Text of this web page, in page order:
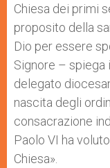
Chiesa dei primi
proposito della
Dio per essere
Signore – spiega
delegato
nascita degli
consacrazione
Paolo VI ha
Chiesa».